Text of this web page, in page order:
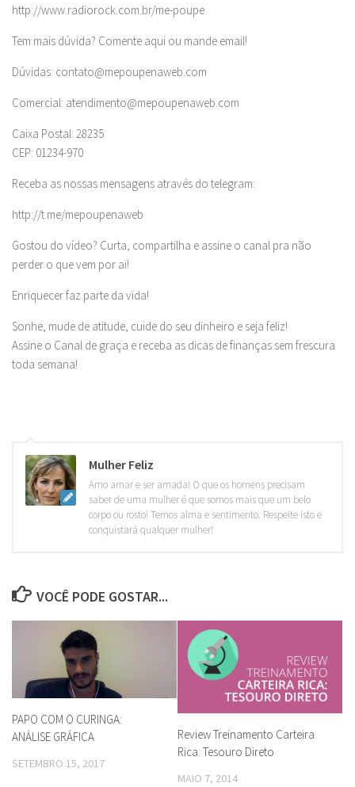
http://www.radiorock.com.br/me-poupe
Tem mais dúvida? Comente aqui ou mande email!
Dúvidas: contato@mepoupenaweb.com
Comercial: atendimento@mepoupenaweb.com
Caixa Postal: 28235
CEP: 01234-970
Receba as nossas mensagens através do telegram:
http://t.me/mepoupenaweb
Gostou do vídeo? Curta, compartilha e assine o canal pra não
perder o que vem por ai!
Enriquecer faz parte da vida!
Sonhe, mude de atitude, cuide do seu dinheiro e seja feliz!
Assine o Canal de graça e receba as dicas de finanças sem frescura
toda semana!
Mulher Feliz
Amo amar e ser amada! O que os homens precisam
saber de uma mulher é que somos mais que um belo
corpo ou rosto! Temos alma e sentimento. Respeite isto e
conquistará qualquer mulher!
VOCÊ PODE GOSTAR...
PAPO COM O CURINGA:
ANÁLISE GRÁFICA
SETEMBRO 15, 2017
Review Treinamento Carteira
Rica: Tesouro Direto
MAIO 7, 2014